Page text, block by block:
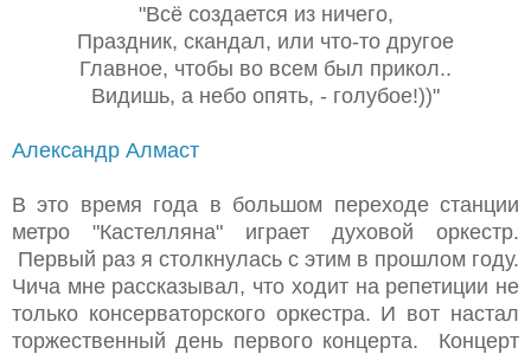
"Всё создается из ничего,
Праздник, скандал, или что-то другое
Главное, чтобы во всем был прикол..
Видишь, а небо опять, - голубое!))"
Александр Алмаст
В это время года в большом переходе станции
метро "Кастелляна" играет духовой оркестр.
Первый раз я столкнулась с этим в прошлом году.
Чича мне рассказывал, что ходит на репетиции не
только консерваторского оркестра. И вот настал
торжественный день первого концерта. Концерт